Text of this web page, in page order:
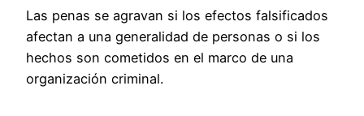
Las penas se agravan si los efectos falsificados
afectan a una generalidad de personas o si los
hechos son cometidos en el marco de una
organización criminal.